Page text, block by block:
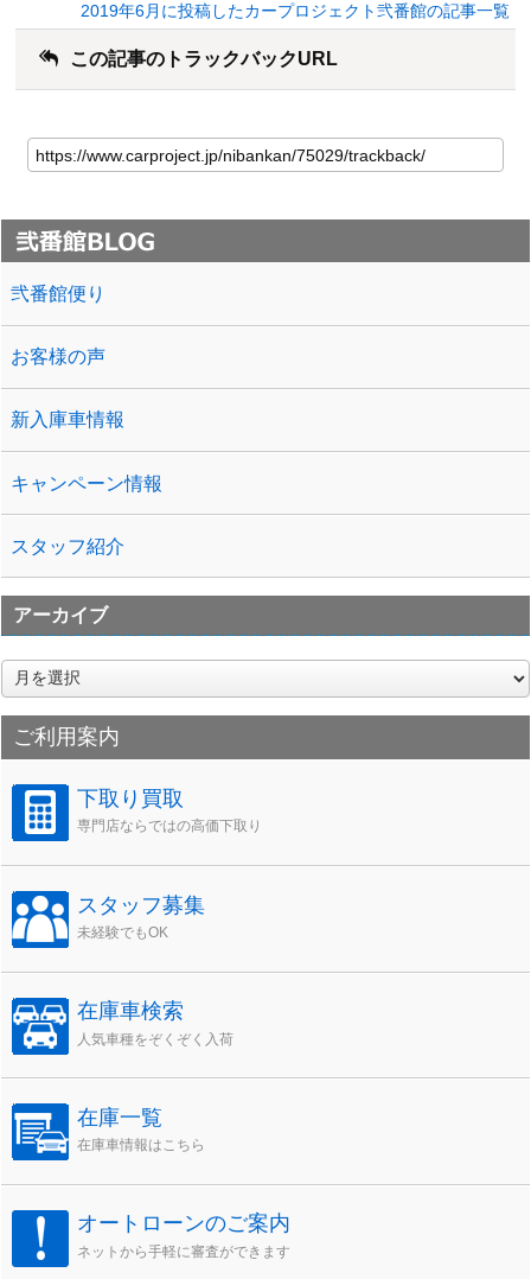
2019年6月に投稿したカープロジェクト弐番館の記事一覧
この記事のトラックバックURL
弐番館便り
お客様の声
新入庫車情報
キャンペーン情報
スタッフ紹介
アーカイブ
ア
ー
カ
イご利用案内
下取り買取
専門店ならではの高価下取り
スタッフ募集
未経験でもOK
在庫車検索
人気車種をぞくぞく入荷
在庫一覧
在庫車情報はこちら
オートローンのご案内
ネットから手軽に審査ができます